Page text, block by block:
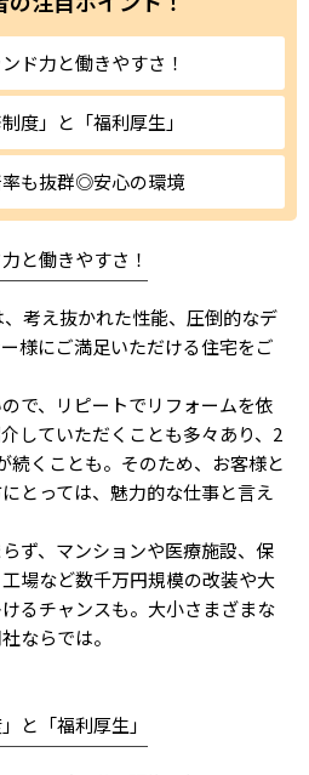
ド力と働きやすさ！
度」と「福利厚生」
も抜群◎安心の環境
と働きやすさ！
￣￣￣￣￣￣￣
考え抜かれた性能、圧倒的なデ
様にご満足いただける住宅をご
で、リピートでリフォームを依
していただくことも多々あり、2
続くことも。そのため、お客様と
とっては、魅力的な仕事と言え
ず、マンションや医療施設、保
場など数千万円規模の改装や大
るチャンスも。大小さまざまな
ならでは。
と「福利厚生」
￣￣￣￣￣￣￣
援サービス
ける就労移行支援サービス
ス
用ガイド
向けページ